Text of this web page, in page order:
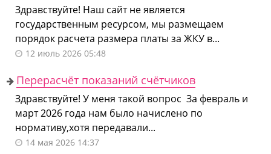
Здравствуйте! Наш сайт не является
государственным ресурсом, мы размещаем
порядок расчета размера платы за ЖКУ в...
12 июль 2026 05:48
Перерасчёт показаний счётчиков
Здравствуйте! У меня такой вопрос За февраль и
март 2026 года нам было начислено по
нормативу,хотя передавали...
14 мая 2026 14:37